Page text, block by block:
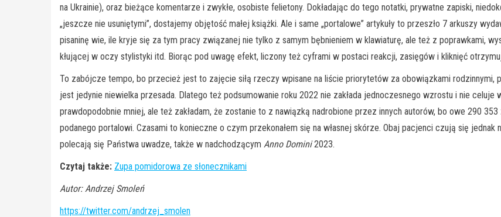
na Ukrainie), oraz bieżące komentarze i zwykłe, osobiste felietony. Dokładając do tego notatki, prywatne zapiski,
„jeszcze nie usuniętymi”, dostajemy objętość małej książki. Ale i same „portalowe” artykuły to przeszło 7 arkuszy
pisaninę wie, ile kryje się za tym pracy związanej nie tylko z samym bębnieniem w klawiaturę, ale też z poprawkami,
kłującej w oczy stylistyki itd. Biorąc pod uwagę efekt, liczony też cyframi w postaci reakcji, zasięgów i kliknięć
To zabójcze tempo, bo przecież jest to zajęcie siłą rzeczy wpisane na liście priorytetów za obowiązkami rodzinnymi,
jest jedynie niewielka przesada. Dlatego też podsumowanie roku 2022 nie zakłada jednoczesnego wzrostu i nie
prawdopodobnie mniej, ale też zakładam, że zostanie to z nawiązką nadrobione przez innych autorów, bo owe 290
podanego portalowi. Czasami to konieczne o czym przekonałem się na własnej skórze. Obaj pacjenci czują się jednak
polecają się Państwa uwadze, także w nadchodzącym Anno Domini2023.
Czytaj także: Zupa pomidorowa ze słonecznikami
Autor: Andrzej Smoleń
https://twitter.com/andrzej_smolen